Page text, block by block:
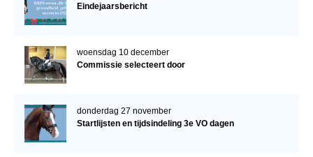
Eindejaarsbericht
woensdag 10 december
Commissie selecteert door
donderdag 27 november
Startlijsten en tijdsindeling 3e VO dagen